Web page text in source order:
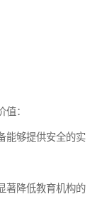
：
能够提供安全的实
著降低教育机构的